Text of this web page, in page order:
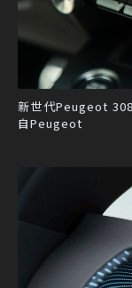
新世代Peugeot
自Peugeot